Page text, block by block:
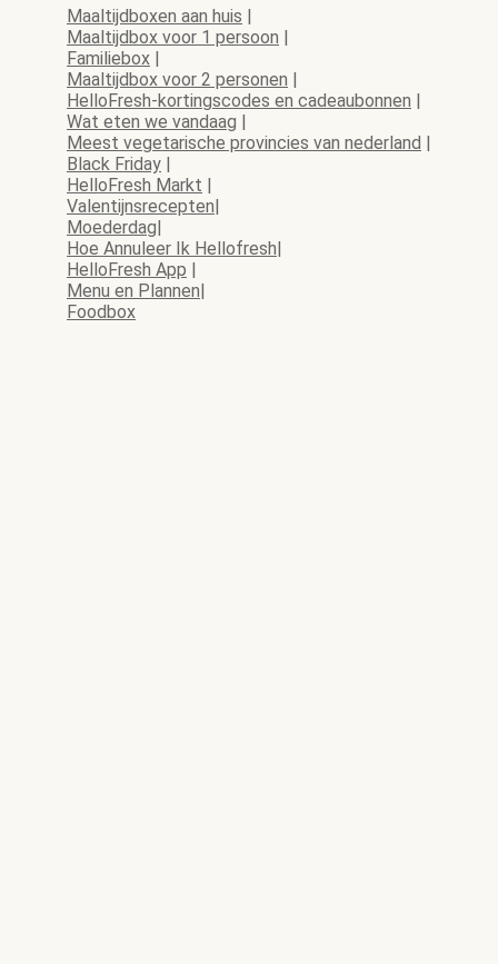
Maaltijdboxen aan huis |
Maaltijdbox voor 1 persoon |
Familiebox |
Maaltijdbox voor 2 personen |
HelloFresh-kortingscodes en cadeaubonnen |
Wat eten we vandaag |
Meest vegetarische provincies van nederland |
Black Friday |
HelloFresh Markt |
Valentijnsrecepten|
Moederdag|
Hoe Annuleer Ik Hellofresh|
HelloFresh App |
Menu en Plannen|
Foodbox